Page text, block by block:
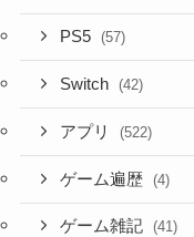
PS5 (57)
Switch (42)
アプリ (522)
ゲーム遍歴 (4)
ゲーム雑記 (41)